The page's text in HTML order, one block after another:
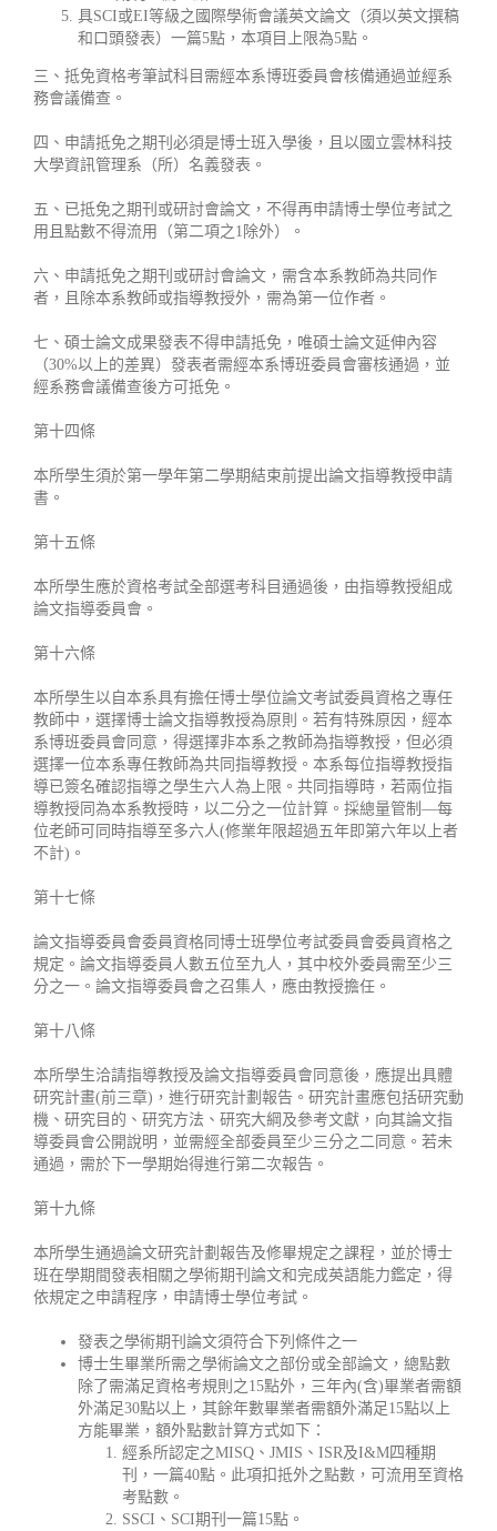
具SCI或EI等級之國際學術會議英文論文（須以英文撰稿
和口頭發表）一篇5點，本項目上限為5點。
三、抵免資格考筆試科目需經本系博班委員會核備通過並經系
務會議備查。
四、申請抵免之期刊必須是博士班入學後，且以國立雲林科技
大學資訊管理系（所）名義發表。
五、已抵免之期刊或研討會論文，不得再申請博士學位考試之
用且點數不得流用（第二項之1除外）。
六、申請抵免之期刊或研討會論文，需含本系教師為共同作
者，且除本系教師或指導教授外，需為第一位作者。
七、碩士論文成果發表不得申請抵免，唯碩士論文延伸內容
（30%以上的差異）發表者需經本系博班委員會審核通過，並
經系務會議備查後方可抵免。
第十四條
本所學生須於第一學年第二學期結束前提出論文指導教授申請
書。
第十五條
本所學生應於資格考試全部選考科目通過後，由指導教授組成
論文指導委員會。
第十六條
本所學生以自本系具有擔任博士學位論文考試委員資格之專任
教師中，選擇博士論文指導教授為原則。若有特殊原因，經本
系博班委員會同意，得選擇非本系之教師為指導教授，但必須
選擇一位本系專任教師為共同指導教授。本系每位指導教授指
導已簽名確認指導之學生六人為上限。共同指導時，若兩位指
導教授同為本系教授時，以二分之一位計算。採總量管制—每
位老師可同時指導至多六人(修業年限超過五年即第六年以上者
不計)。
第十七條
論文指導委員會委員資格同博士班學位考試委員會委員資格之
規定。論文指導委員人數五位至九人，其中校外委員需至少三
分之一。論文指導委員會之召集人，應由教授擔任。
第十八條
本所學生洽請指導教授及論文指導委員會同意後，應提出具體
研究計畫(前三章)，進行研究計劃報告。研究計畫應包括研究動
機、研究目的、研究方法、研究大綱及參考文獻，向其論文指
導委員會公開說明，並需經全部委員至少三分之二同意。若未
通過，需於下一學期始得進行第二次報告。
第十九條
本所學生通過論文研究計劃報告及修畢規定之課程，並於博士
班在學期間發表相關之學術期刊論文和完成英語能力鑑定，得
依規定之申請程序，申請博士學位考試。
發表之學術期刊論文須符合下列條件之一
博士生畢業所需之學術論文之部份或全部論文，總點數
除了需滿足資格考規則之15點外，三年內(含)畢業者需額
外滿足30點以上，其餘年數畢業者需額外滿足15點以上
方能畢業，額外點數計算方式如下：
經系所認定之MISQ、JMIS、ISR及I&M四種期
刊，一篇40點。此項扣抵外之點數，可流用至資格
考點數。
SSCI、SCI期刊一篇15點。